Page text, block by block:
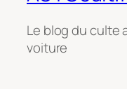
Le blog du culte
voiture